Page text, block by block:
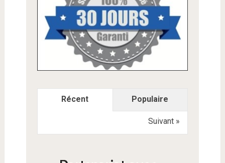
Récent Populaire
Suivant »